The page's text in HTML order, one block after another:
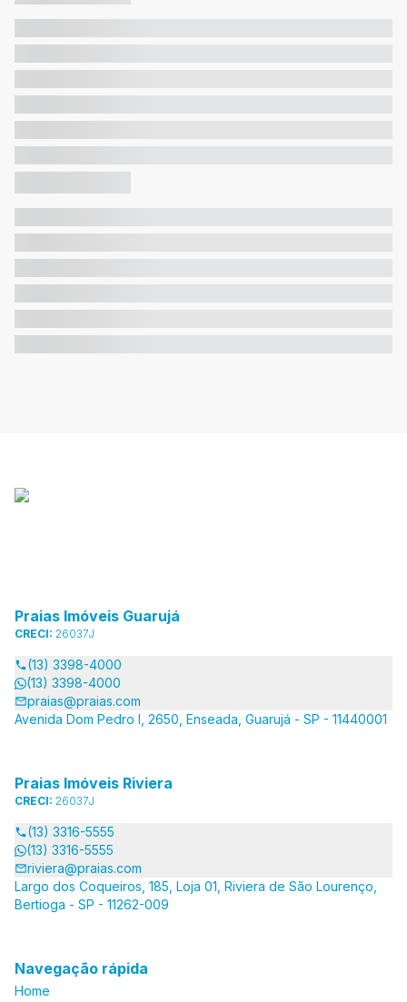
Praias Imóveis Guarujá
CRECI: 26037J
(13) 3398-4000
(13) 3398-4000
praias@praias.com
Avenida Dom Pedro I, 2650, Enseada, Guarujá - SP - 11440001
Praias Imóveis Riviera
CRECI: 26037J
(13) 3316-5555
(13) 3316-5555
riviera@praias.com
Largo dos Coqueiros, 185, Loja 01, Riviera de São Lourenço,
Bertioga - SP - 11262-009
Navegação rápida
Home